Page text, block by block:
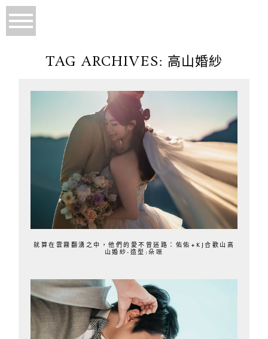
TAG ARCHIVES: 高山婚紗
就算在雲霧翻湧之中，他們的愛不曾迷路：佑佑+KJ合歡山高
山婚紗-造型:朵咪